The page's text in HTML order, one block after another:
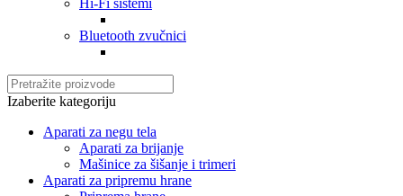
Hi-Fi sistemi
Bluetooth zvučnici
Izaberite kategoriju
Aparati za negu tela
Aparati za brijanje
Mašinice za šišanje i trimeri
Aparati za pripremu hrane